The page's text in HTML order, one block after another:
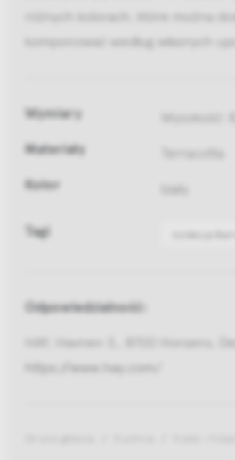
różnych kolorach, które można
komponować według własnych
Wymiary Wysokość:
Materiały Terracotta
Kolor biały
Tagi kolekcja
Odpowiedzialność:
HAY, Havnen 3,, 8700 Horsens,
https://www.hay.com/